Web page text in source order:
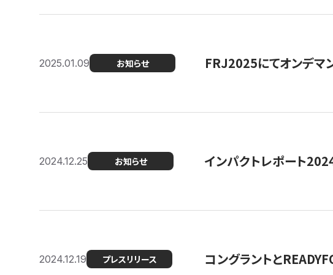
2025.01.09 お知らせ FRJ2025にてオンデマ
2024.12.25 お知らせ インパクトレポート
2024.12.19 プレスリリース コングラントと